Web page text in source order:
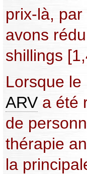
prix-là,
avons
shillings
Lorsque
ARV a été
de
thérapie
la